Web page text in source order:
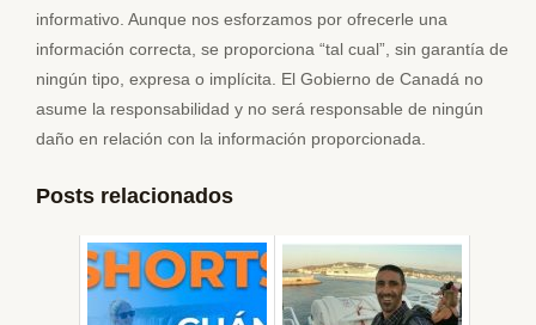
informativo. Aunque nos esforzamos por ofrecerle una
información correcta, se proporciona “tal cual”, sin garantía de
ningún tipo, expresa o implícita. El Gobierno de Canadá no
asume la responsabilidad y no será responsable de ningún
daño en relación con la información proporcionada.
Posts relacionados